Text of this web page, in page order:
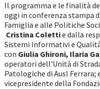
Il programma e le finalità
oggi in conferenza stampa
Famiglia e alle Politiche
Cristina Colettie dalla
Sistemi Informativi e
con Giulia Ghironi, Ilaria
operatori dell'Unità di
Patologiche di Ausl Ferrara;
vicepresidente della